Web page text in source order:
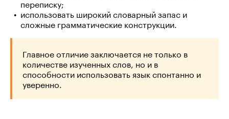
переписку;
использовать широкий словарный запас и
сложные грамматические конструкции.
Главное отличие заключается не только в
количестве изученных слов, но и в
способности использовать язык спонтанно и
уверенно.